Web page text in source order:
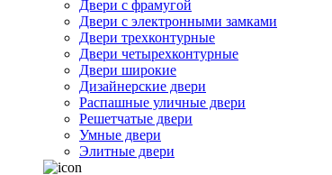
Двери с фрамугой
Двери с электронными замками
Двери трехконтурные
Двери четырехконтурные
Двери широкие
Дизайнерские двери
Распашные уличные двери
Решетчатые двери
Умные двери
Элитные двери